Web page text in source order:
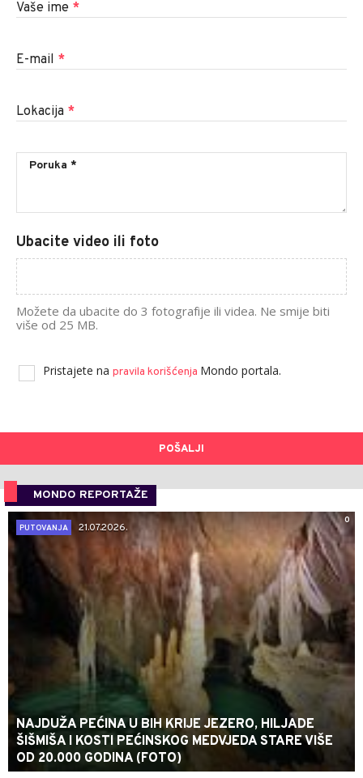
Vaše ime *
E-mail *
Lokacija *
Ubacite video ili foto
Možete da ubacite do 3 fotografije ili videa. Ne smije biti
više od 25 MB.
Pristajete na pravila korišćenja Mondo portala.
POŠALJI
MONDO REPORTAŽE
0
PUTOVANJA
21.07.2026.
NAJDUŽA PEĆINA U BIH KRIJE JEZERO, HILJADE
ŠIŠMIŠA I KOSTI PEĆINSKOG MEDVJEDA STARE VIŠE
OD 20.000 GODINA (FOTO)